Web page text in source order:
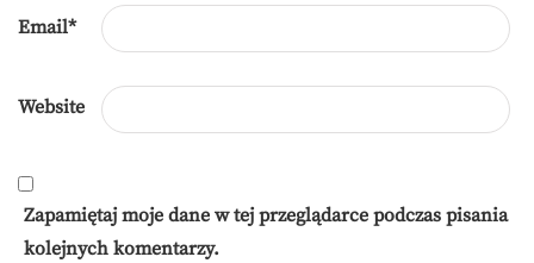
Email*
Website
Zapamiętaj moje dane w tej przeglądarce podczas pisania
kolejnych komentarzy.